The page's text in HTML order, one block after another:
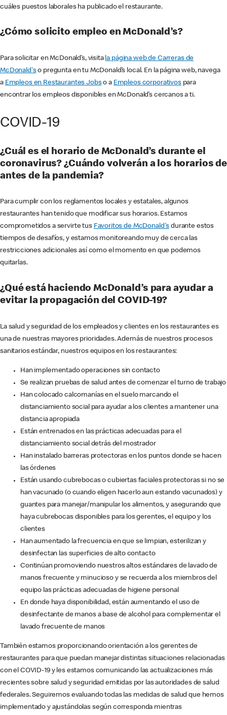
cuáles puestos laborales ha publicado el restaurante.
¿Cómo solicito empleo en McDonald’s?
Para solicitar en McDonald’s, visita la página web de Carreras de
McDonald'so pregunta en tu McDonald’s local. En la página web, navega
a Empleos en Restaurantes Jobso a Empleos corporativospara
encontrar los empleos disponibles en McDonald’s cercanos a ti.
COVID-19
¿Cuál es el horario de McDonald’s durante el
coronavirus? ¿Cuándo volverán a los horarios de
antes de la pandemia?
Para cumplir con los reglamentos locales y estatales, algunos
restaurantes han tenido que modificar sus horarios. Estamos
comprometidos a servirte tus Favoritos de McDonald's durante estos
tiempos de desafíos, y estamos monitoreando muy de cerca las
restricciones adicionales así como el momento en que podemos
quitarlas.
¿Qué está haciendo McDonald’s para ayudar a
evitar la propagación del COVID-19?
La salud y seguridad de los empleados y clientes en los restaurantes es
una de nuestras mayores prioridades. Además de nuestros procesos
sanitarios estándar, nuestros equipos en los restaurantes:
Han implementado operaciones sin contacto
Se realizan pruebas de salud antes de comenzar el turno de trabajo
Han colocado calcomanías en el suelo marcando el
distanciamiento social para ayudar a los clientes a mantener una
distancia apropiada
Están entrenados en las prácticas adecuadas para el
distanciamiento social detrás del mostrador
Han instalado barreras protectoras en los puntos donde se hacen
las órdenes
Están usando cubrebocas o cubiertas faciales protectoras si no se
han vacunado (o cuando eligen hacerlo aun estando vacunados) y
guantes para manejar/manipular los alimentos, y asegurando que
haya cubrebocas disponibles para los gerentes, el equipo y los
clientes
Han aumentado la frecuencia en que se limpian, esterilizan y
desinfectan las superficies de alto contacto
Continúan promoviendo nuestros altos estándares de lavado de
manos frecuente y minucioso y se recuerda a los miembros del
equipo las prácticas adecuadas de higiene personal
En donde haya disponibilidad, están aumentando el uso de
desinfectante de manos a base de alcohol para complementar el
lavado frecuente de manos
También estamos proporcionando orientación a los gerentes de
restaurantes para que puedan manejar distintas situaciones relacionadas
con el COVID-19 y les estamos comunicando las actualizaciones más
recientes sobre salud y seguridad emitidas por las autoridades de salud
federales. Seguiremos evaluando todas las medidas de salud que hemos
implementado y ajustándolas según corresponda mientras